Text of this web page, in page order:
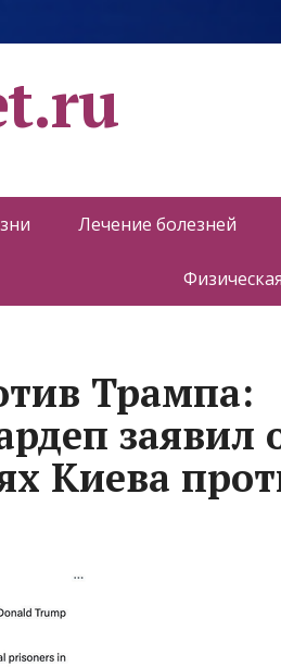
Лечение болезней
Трампа:
заявил
Киева